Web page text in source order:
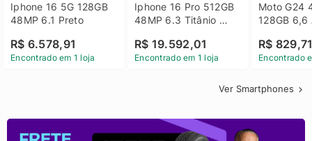
Iphone 16 5G 128GB
48MP 6.1 Preto
R$ 6.578,91
Encontrado em 1 loja
Iphone 16 Pro 512GB
48MP 6.3 Titânio
R$ 19.592,01
Encontrado em 1 loja
Moto G24
128GB 6,6
R$
Encontrado
Ver Smartphones